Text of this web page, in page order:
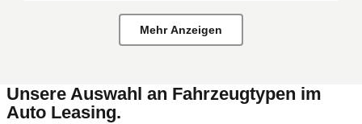
Mehr Anzeigen
Unsere Auswahl an Fahrzeugtypen im
Auto Leasing.